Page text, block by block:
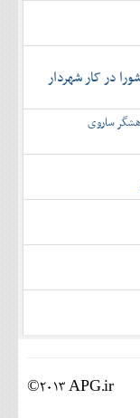
در کار شهردار
ساروی
©2013 APG.ir